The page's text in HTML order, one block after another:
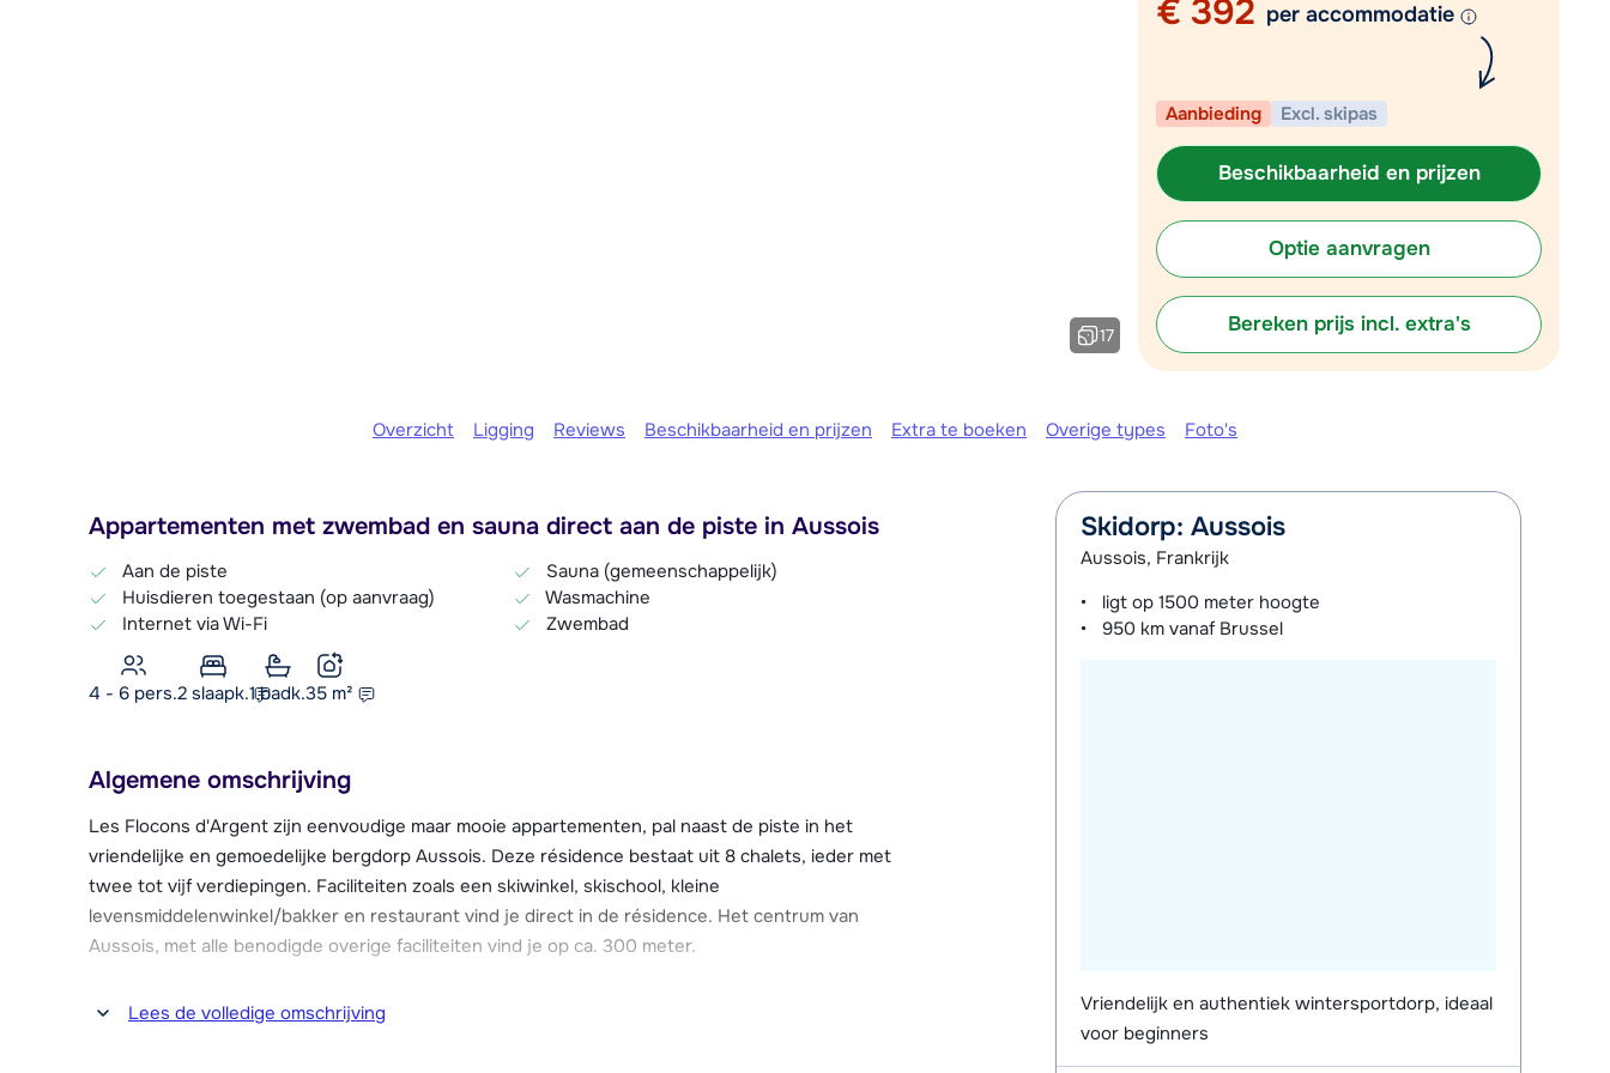
Plan een terugbelverzoek
Chat met wintersportspecialist
Bel ons via 03 3037838
17
€ 392 per accommodatie
Aanbieding Excl. skipas
Beschikbaarheid en prijzen
Optie aanvragen
Bereken prijs incl. extra's
Overzicht Ligging Reviews Beschikbaarheid en prijzen Extra te boeken Overige types Foto's
Appartementen met zwembad en sauna direct aan de piste in Aussois
Aan de piste
Huisdieren toegestaan (op aanvraag)
Internet via Wi-Fi
Sauna (gemeenschappelijk)
Wasmachine
Zwembad
4 - 6 pers.2 slaapk.1 badk.35 m²
Algemene omschrijving
Les Flocons d'Argent zijn eenvoudige maar mooie appartementen, pal naast de piste in het
vriendelijke en gemoedelijke bergdorp Aussois. Deze résidence bestaat uit 8 chalets, ieder met
twee tot vijf verdiepingen. Faciliteiten zoals een skiwinkel, skischool, kleine
levensmiddelenwinkel/bakker en restaurant vind je direct in de résidence. Het centrum van
Aussois, met alle benodigde overige faciliteiten vind je op ca. 300 meter.
Vanuit het centrum van Aussois vertrekken er skiliften een flink eind omhoog. Je kunt er voor
Lees de volledige omschrijving
Skidorp: Aussois
Aussois, Frankrijk
ligt op1500 meter hoogte
950 km vanaf Brussel
Vriendelijk en authentiek wintersportdorp, ideaal
voor beginners